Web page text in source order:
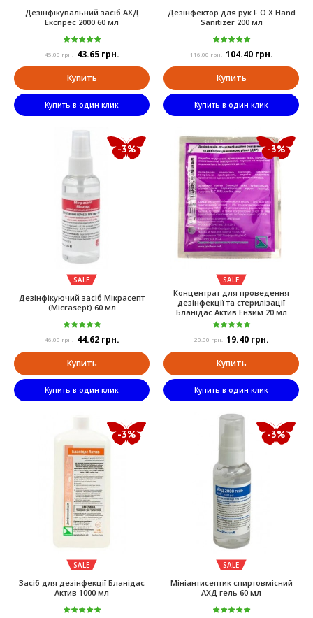
Дезінфікувальний засіб АХД
Експрес 2000 60 мл
45.00 грн. 43.65 грн.
Купить
Купить в один клик
Дезінфектор для рук F.O.X Hand
Sanitizer 200 мл
116.00 грн. 104.40 грн.
Купить
Купить в один клик
-3%
SALE
Дезінфікуючий засіб Мікрасепт
(Micrasept) 60 мл
46.00 грн. 44.62 грн.
Купить
Купить в один клик
-3%
SALE
Концентрат для проведення
дезінфекції та стерилізації
Бланідас Актив Ензим 20 мл
20.00 грн. 19.40 грн.
Купить
Купить в один клик
-3%
SALE
Засіб для дезінфекції Бланідас
Актив 1000 мл
-3%
SALE
Мініантисептик спиртовмісний
АХД гель 60 мл